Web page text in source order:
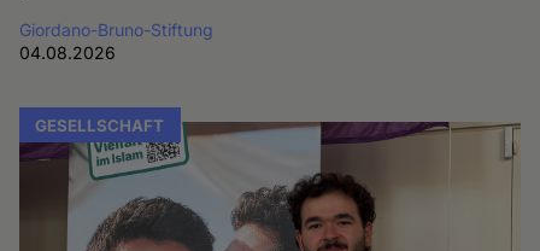
Giordano-Bruno-Stiftung
04.08.2026
GESELLSCHAFT